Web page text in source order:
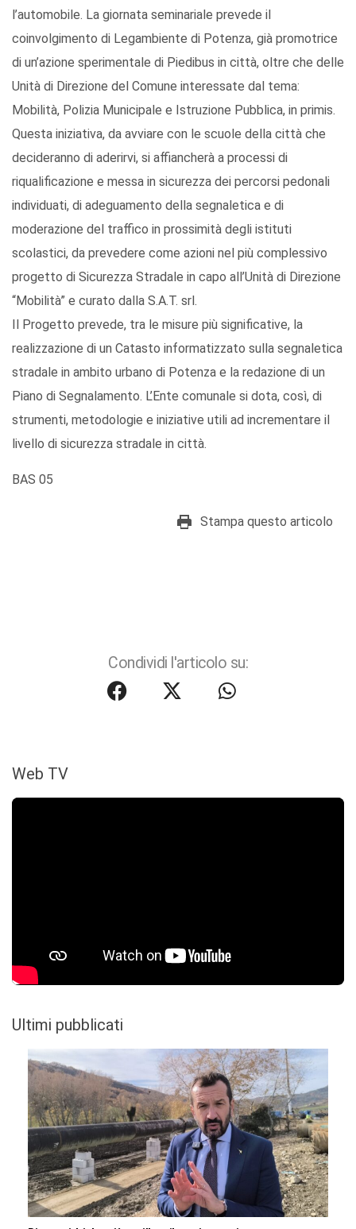
l’automobile. La giornata seminariale prevede il
coinvolgimento di Legambiente di Potenza, già promotrice
di un’azione sperimentale di Piedibus in città, oltre che delle
Unità di Direzione del Comune interessate dal tema:
Mobilità, Polizia Municipale e Istruzione Pubblica, in primis.
Questa iniziativa, da avviare con le scuole della città che
decideranno di aderirvi, si affiancherà a processi di
riqualificazione e messa in sicurezza dei percorsi pedonali
individuati, di adeguamento della segnaletica e di
moderazione del traffico in prossimità degli istituti
scolastici, da prevedere come azioni nel più complessivo
progetto di Sicurezza Stradale in capo all’Unità di Direzione
“Mobilità” e curato dalla S.A.T. srl.
Il Progetto prevede, tra le misure più significative, la
realizzazione di un Catasto informatizzato sulla segnaletica
stradale in ambito urbano di Potenza e la redazione di un
Piano di Segnalamento. L’Ente comunale si dota, così, di
strumenti, metodologie e iniziative utili ad incrementare il
livello di sicurezza stradale in città.
BAS 05
Stampa questo articolo
Condividi l'articolo su:
Web TV
Ultimi pubblicati